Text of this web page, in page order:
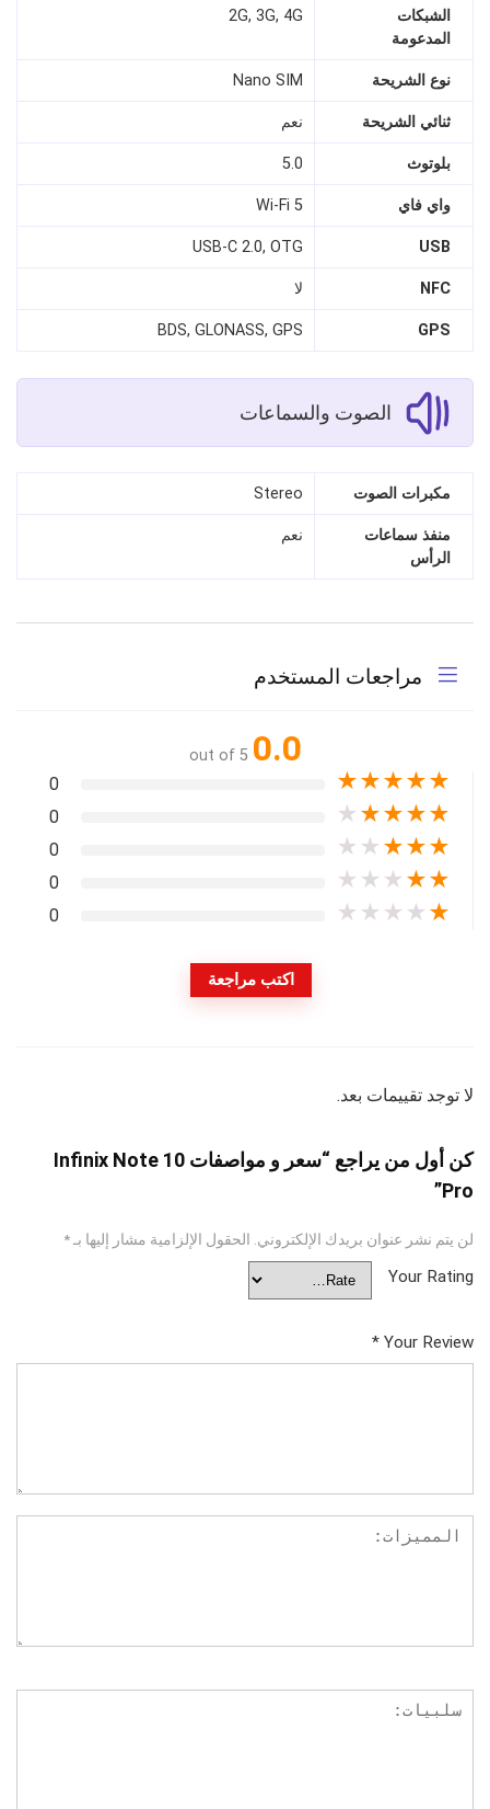
الشبكات
المدعومة
2G, 3G, 4G
نوع الشريحة Nano SIM
ثنائي الشريحة نعم
بلوتوث 5.0
واي فاي Wi-Fi 5
USB
USB-C 2.0, OTG
NFC لا
GPS
BDS, GLONASS, GPS
الصوت والسماعات
مكبرات الصوت Stereo
منفذ سماعات
الرأس
نعم
مراجعات المستخدم
0.0
out of 5
★
★
★
★
★
0
★
★
★
★
★
0
★
★
★
★
★
0
★
★
★
★
★
0
★
★
★
★
★
0
اكتب مراجعة
لا توجد تقييمات بعد.
كن أول من يراجع “سعر و مواصفات Infinix Note 10
Pro”
لن يتم نشر عنوان بريدك الإلكتروني. الحقول الإلزامية مشار إليها بـ*
Your Rating
Your Review
*